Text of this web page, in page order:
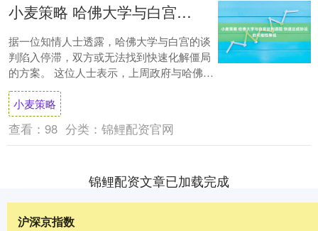
小麦策略 哈佛大学与白宫谈判遇阻 快速达成协议的可能性降低
据一位知情人士透露，哈佛大学与白宫的谈
判陷入停滞，双方或无法找到快速化解僵局
的方案。 这位人士表示，上周政府与哈佛对
一项潜在协议的讨论出现卡壳，但仍有达成
协议的....
小麦策略
查看： 98 分类： 锦鲤配资官网
锦鲤配资文章已加载完成
沪深京指数